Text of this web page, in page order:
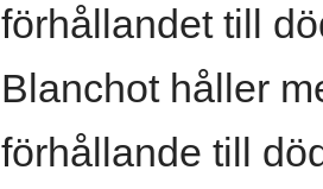
förhållandet till
Blanchot håller
förhållande till